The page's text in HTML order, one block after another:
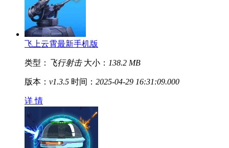
飞上云霄最新手机版
类型： 飞行射击 大小： 138.2 MB
版本： v1.3.5 时间： 2025-04-29 16:31:09.000
详 情